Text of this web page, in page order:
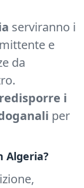
serviranno i
e
da
i
per
Algeria?